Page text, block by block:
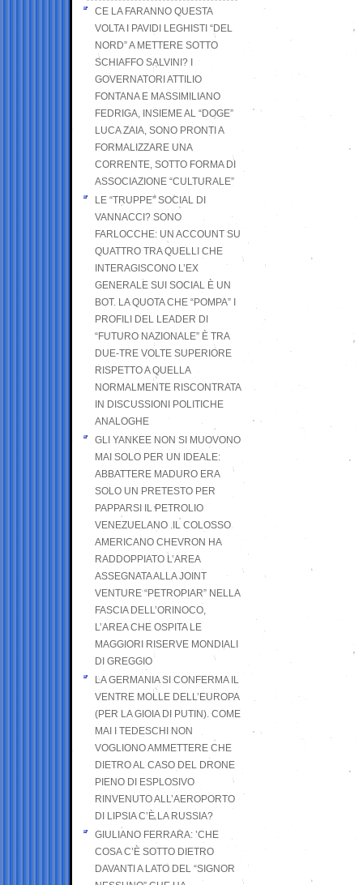
CE LA FARANNO QUESTA
VOLTA I PAVIDI LEGHISTI “DEL
NORD” A METTERE SOTTO
SCHIAFFO SALVINI? I
GOVERNATORI ATTILIO
FONTANA E MASSIMILIANO
FEDRIGA, INSIEME AL “DOGE”
LUCA ZAIA, SONO PRONTI A
FORMALIZZARE UNA
CORRENTE, SOTTO FORMA DI
ASSOCIAZIONE “CULTURALE”
LE “TRUPPE” SOCIAL DI
VANNACCI? SONO
FARLOCCHE: UN ACCOUNT SU
QUATTRO TRA QUELLI CHE
INTERAGISCONO L’EX
GENERALE SUI SOCIAL È UN
BOT. LA QUOTA CHE “POMPA” I
PROFILI DEL LEADER DI
“FUTURO NAZIONALE” È TRA
DUE-TRE VOLTE SUPERIORE
RISPETTO A QUELLA
NORMALMENTE RISCONTRATA
IN DISCUSSIONI POLITICHE
ANALOGHE
GLI YANKEE NON SI MUOVONO
MAI SOLO PER UN IDEALE:
ABBATTERE MADURO ERA
SOLO UN PRETESTO PER
PAPPARSI IL PETROLIO
VENEZUELANO .IL COLOSSO
AMERICANO CHEVRON HA
RADDOPPIATO L’AREA
ASSEGNATA ALLA JOINT
VENTURE “PETROPIAR” NELLA
FASCIA DELL’ORINOCO,
L’AREA CHE OSPITA LE
MAGGIORI RISERVE MONDIALI
DI GREGGIO
LA GERMANIA SI CONFERMA IL
VENTRE MOLLE DELL’EUROPA
(PER LA GIOIA DI PUTIN). COME
MAI I TEDESCHI NON
VOGLIONO AMMETTERE CHE
DIETRO AL CASO DEL DRONE
PIENO DI ESPLOSIVO
RINVENUTO ALL’AEROPORTO
DI LIPSIA C’È LA RUSSIA?
GIULIANO FERRARA: ’CHE
COSA C’È SOTTO DIETRO
DAVANTI A LATO DEL “SIGNOR